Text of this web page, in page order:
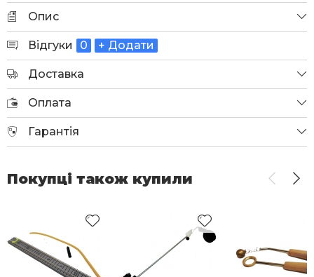
Опис
Відгуки 0 + Додати
Доставка
Оплата
Гарантія
Покупці також купили